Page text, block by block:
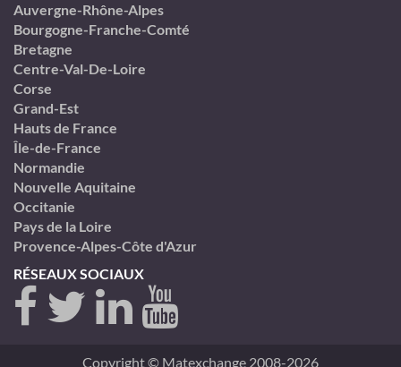
Auvergne-Rhône-Alpes
Bourgogne-Franche-Comté
Bretagne
Centre-Val-De-Loire
Corse
Grand-Est
Hauts de France
Île-de-France
Normandie
Nouvelle Aquitaine
Occitanie
Pays de la Loire
Provence-Alpes-Côte d'Azur
RÉSEAUX SOCIAUX
Copyright © Matexchange 2008-2026